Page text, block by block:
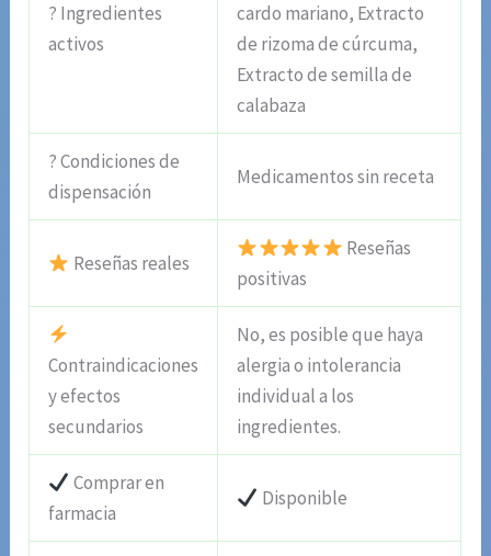
? Ingredientes
activos
cardo mariano, Extracto
de rizoma de cúrcuma,
Extracto de semilla de
calabaza
? Condiciones de
dispensación
Medicamentos sin receta
Reseñas reales
Reseñas
positivas
Contraindicaciones
y efectos
secundarios
No, es posible que haya
alergia o intolerancia
individual a los
ingredientes.
Comprar en
farmacia
Disponible